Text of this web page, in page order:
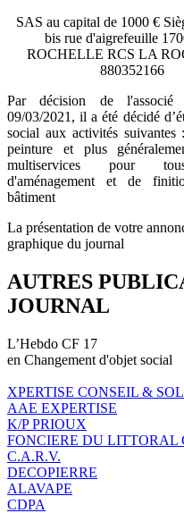
SAS au capital de 1000 €
bis rue d'aigrefeuille
ROCHELLE RCS LA
880352166
Par décision de
09/03/2021, il a été décidé
social aux activités suivantes
peinture et plus
multiservices pour
d'aménagement et de
bâtiment
La présentation de votre
graphique du journal
AUTRES
JOURNAL
L’Hebdo CF 17
en Changement d'objet social
XPERTISE CONSEIL &
AAE EXPERTISE
K/P PRIOUX
FONCIERE DU LITTORAL
C.A.R.V.
DECOPIERRE
ALAVAPE
CDPA